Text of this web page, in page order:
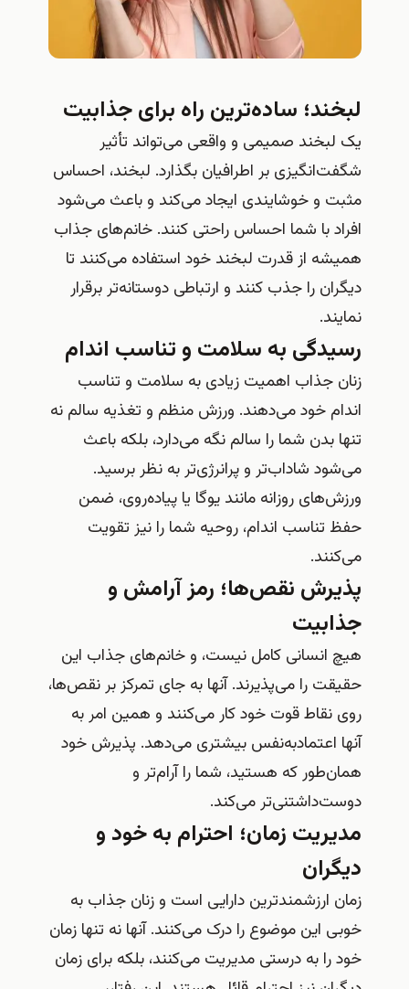
لبخند؛ ساده‌ترین راه برای جذابیت
یک لبخند صمیمی و واقعی می‌تواند تأثیر
شگفت‌انگیزی بر اطرافیان بگذارد. لبخند، احساس
مثبت و خوشایندی ایجاد می‌کند و باعث می‌شود
افراد با شما احساس راحتی کنند. خانم‌های جذاب
همیشه از قدرت لبخند خود استفاده می‌کنند تا
دیگران را جذب کنند و ارتباطی دوستانه‌تر برقرار
نمایند.
رسیدگی به سلامت و تناسب اندام
زنان جذاب اهمیت زیادی به سلامت و تناسب
اندام خود می‌دهند. ورزش منظم و تغذیه سالم نه
تنها بدن شما را سالم نگه می‌دارد، بلکه باعث
می‌شود شاداب‌تر و پرانرژی‌تر به نظر برسید.
ورزش‌های روزانه مانند یوگا یا پیاده‌روی، ضمن
حفظ تناسب اندام، روحیه شما را نیز تقویت
می‌کنند.
پذیرش نقص‌ها؛ رمز آرامش و
جذابیت
هیچ انسانی کامل نیست، و خانم‌های جذاب این
حقیقت را می‌پذیرند. آنها به جای تمرکز بر نقص‌ها،
روی نقاط قوت خود کار می‌کنند و همین امر به
آنها اعتمادبه‌نفس بیشتری می‌دهد. پذیرش خود
همان‌طور که هستید، شما را آرام‌تر و
دوست‌داشتنی‌تر می‌کند.
مدیریت زمان؛ احترام به خود و
دیگران
زمان ارزشمندترین دارایی است و زنان جذاب به
خوبی این موضوع را درک می‌کنند. آنها نه تنها زمان
خود را به درستی مدیریت می‌کنند، بلکه برای زمان